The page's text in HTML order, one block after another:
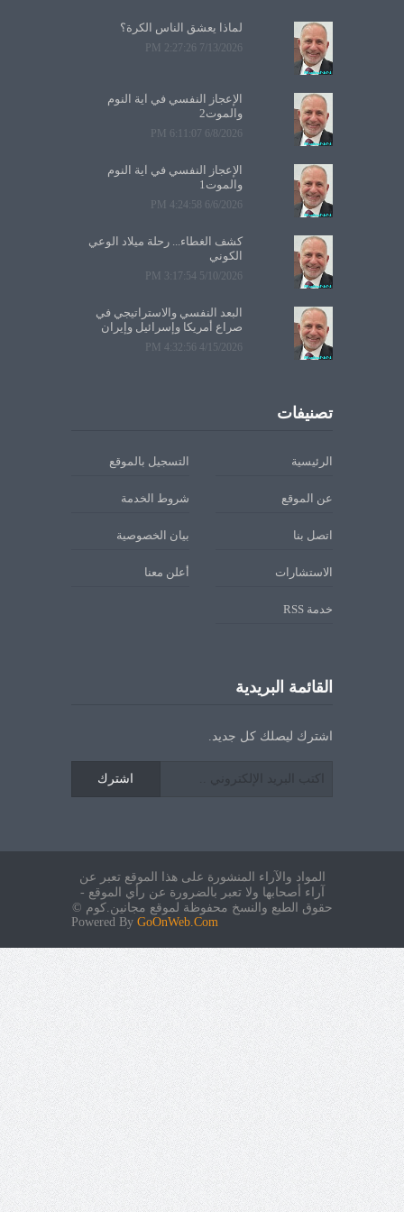
لماذا يعشق الناس الكرة؟
7/13/2026 2:27:26 PM
الإعجاز النفسي في آية النوم
والموت2
6/8/2026 6:11:07 PM
الإعجاز النفسي في آية النوم
والموت1
6/6/2026 4:24:58 PM
كشف الغطاء... رحلة ميلاد الوعي
الكوني
5/10/2026 3:17:54 PM
البعد النفسي والاستراتيجي في
صراع أمريكا وإسرائيل وإيران
4/15/2026 4:32:56 PM
تصنيفات
الرئيسية التسجيل بالموقع
عن الموقع شروط الخدمة
اتصل بنا بيان الخصوصية
الاستشارات أعلن معنا
خدمة RSS
القائمة البريدية
اشترك ليصلك كل جديد.
اشترك
المواد والآراء المنشورة على هذا الموقع تعبر عن
آراء أصحابها ولا تعبر بالضرورة عن رأي الموقع -
حقوق الطبع والنسخ محفوظة لموقع مجانين.كوم ©
Powered By GoOnWeb.Com